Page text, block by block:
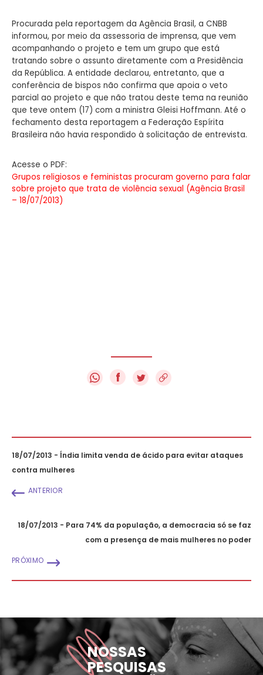
Procurada pela reportagem da Agência Brasil, a CNBB
informou, por meio da assessoria de imprensa, que vem
acompanhando o projeto e tem um grupo que está
tratando sobre o assunto diretamente com a Presidência
da República. A entidade declarou, entretanto, que a
conferência de bispos não confirma que apoia o veto
parcial ao projeto e que não tratou deste tema na reunião
que teve ontem (17) com a ministra Gleisi Hoffmann. Até o
fechamento desta reportagem a Federação Espírita
Brasileira não havia respondido à solicitação de entrevista.
Acesse o PDF:
Grupos religiosos e feministas procuram governo para falar
sobre projeto que trata de violência sexual (Agência Brasil
– 18/07/2013)
f
18/07/2013 - Índia limita venda de ácido para evitar ataques
contra mulheres
ANTERIOR
18/07/2013 - Para 74% da população, a democracia só se faz
com a presença de mais mulheres no poder
PRÓXIMO
NOSSAS
PESQUISAS